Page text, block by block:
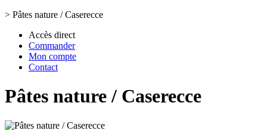
> Pâtes nature / Caserecce
Accès direct
Commander
Mon compte
Contact
Pâtes nature / Caserecce